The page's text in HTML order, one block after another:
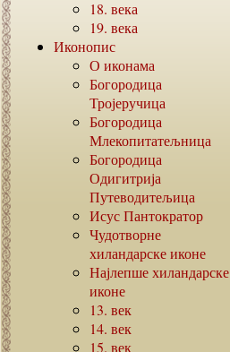
18. века
19. века
Иконопис
О иконама
Богородица
Тројеручица
Богородица
Млекопитатељница
Богородица
Одигитрија
Путеводитељица
Исус Пантократор
Чудотворне
хиландарске иконе
Најлепше хиландарске
иконе
13. век
14. век
15. век